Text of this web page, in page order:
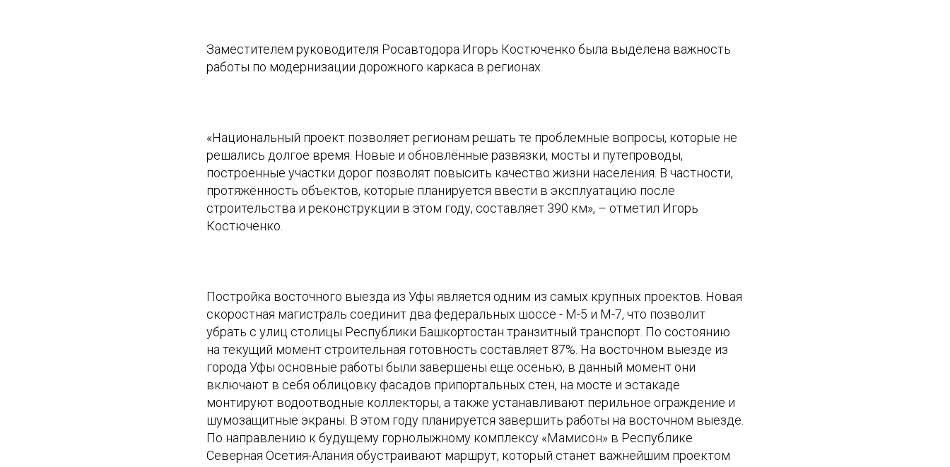
Заместителем руководителя Росавтодора Игорь Костюченко была выделена важность
работы по модернизации дорожного каркаса в регионах.
«Национальный проект позволяет регионам решать те проблемные вопросы, которые не
решались долгое время. Новые и обновлённые развязки, мосты и путепроводы,
построенные участки дорог позволят повысить качество жизни населения. В частности,
протяжённость объектов, которые планируется ввести в эксплуатацию после
строительства и реконструкции в этом году, составляет 390 км», – отметил Игорь
Костюченко.
Постройка восточного выезда из Уфы является одним из самых крупных проектов. Новая
скоростная магистраль соединит два федеральных шоссе - М-5 и М-7, что позволит
убрать с улиц столицы Республики Башкортостан транзитный транспорт. По состоянию
на текущий момент строительная готовность составляет 87%. На восточном выезде из
города Уфы основные работы были завершены еще осенью, в данный момент они
включают в себя облицовку фасадов припортальных стен, на мосте и эстакаде
монтируют водоотводные коллекторы, а также устанавливают перильное ограждение и
шумозащитные экраны. В этом году планируется завершить работы на восточном выезде.
По направлению к будущему горнолыжному комплексу «Мамисон» в Республике
Северная Осетия-Алания обустраивают маршрут, который станет важнейшим проектом